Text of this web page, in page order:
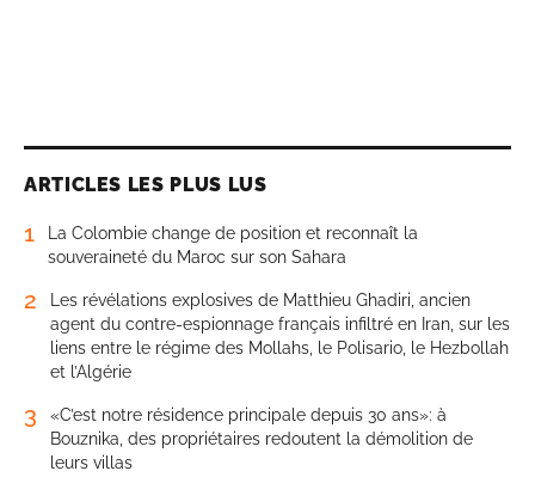
ARTICLES LES PLUS LUS
1
La Colombie change de position et reconnaît la
souveraineté du Maroc sur son Sahara
2
Les révélations explosives de Matthieu Ghadiri, ancien
agent du contre-espionnage français infiltré en Iran, sur les
liens entre le régime des Mollahs, le Polisario, le Hezbollah
et l’Algérie
3
«C’est notre résidence principale depuis 30 ans»: à
Bouznika, des propriétaires redoutent la démolition de
leurs villas